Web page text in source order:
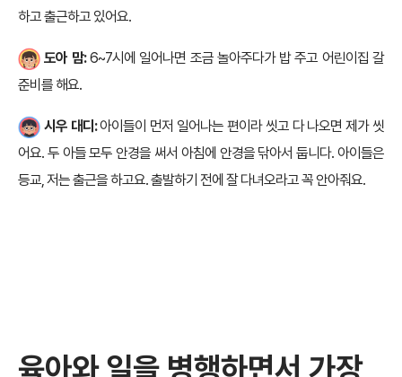
하고 출근하고 있어요.
도아 맘:6~7시에 일어나면 조금 놀아주다가 밥 주고 어린이집 갈
준비를 해요.
시우 대디:아이들이 먼저 일어나는 편이라 씻고 다 나오면 제가 씻
어요. 두 아들 모두 안경을 써서 아침에 안경을 닦아서 둡니다. 아이들은
등교, 저는 출근을 하고요. 출발하기 전에 잘 다녀오라고 꼭 안아줘요.
육아와 일을 병행하면서 가장